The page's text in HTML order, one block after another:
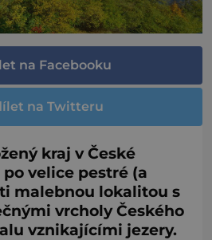
na Facebooku
na Twitteru
kraj v České
velice pestré (a
malebnou lokalitou s
vrcholy Českého
vznikajícími jezery.